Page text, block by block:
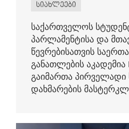
სიახლეები
საქართველოს
პარლამენტისა და
წევრებისათვის
განათლების აკადემია
გაიმართა პირველადი
დახმარების